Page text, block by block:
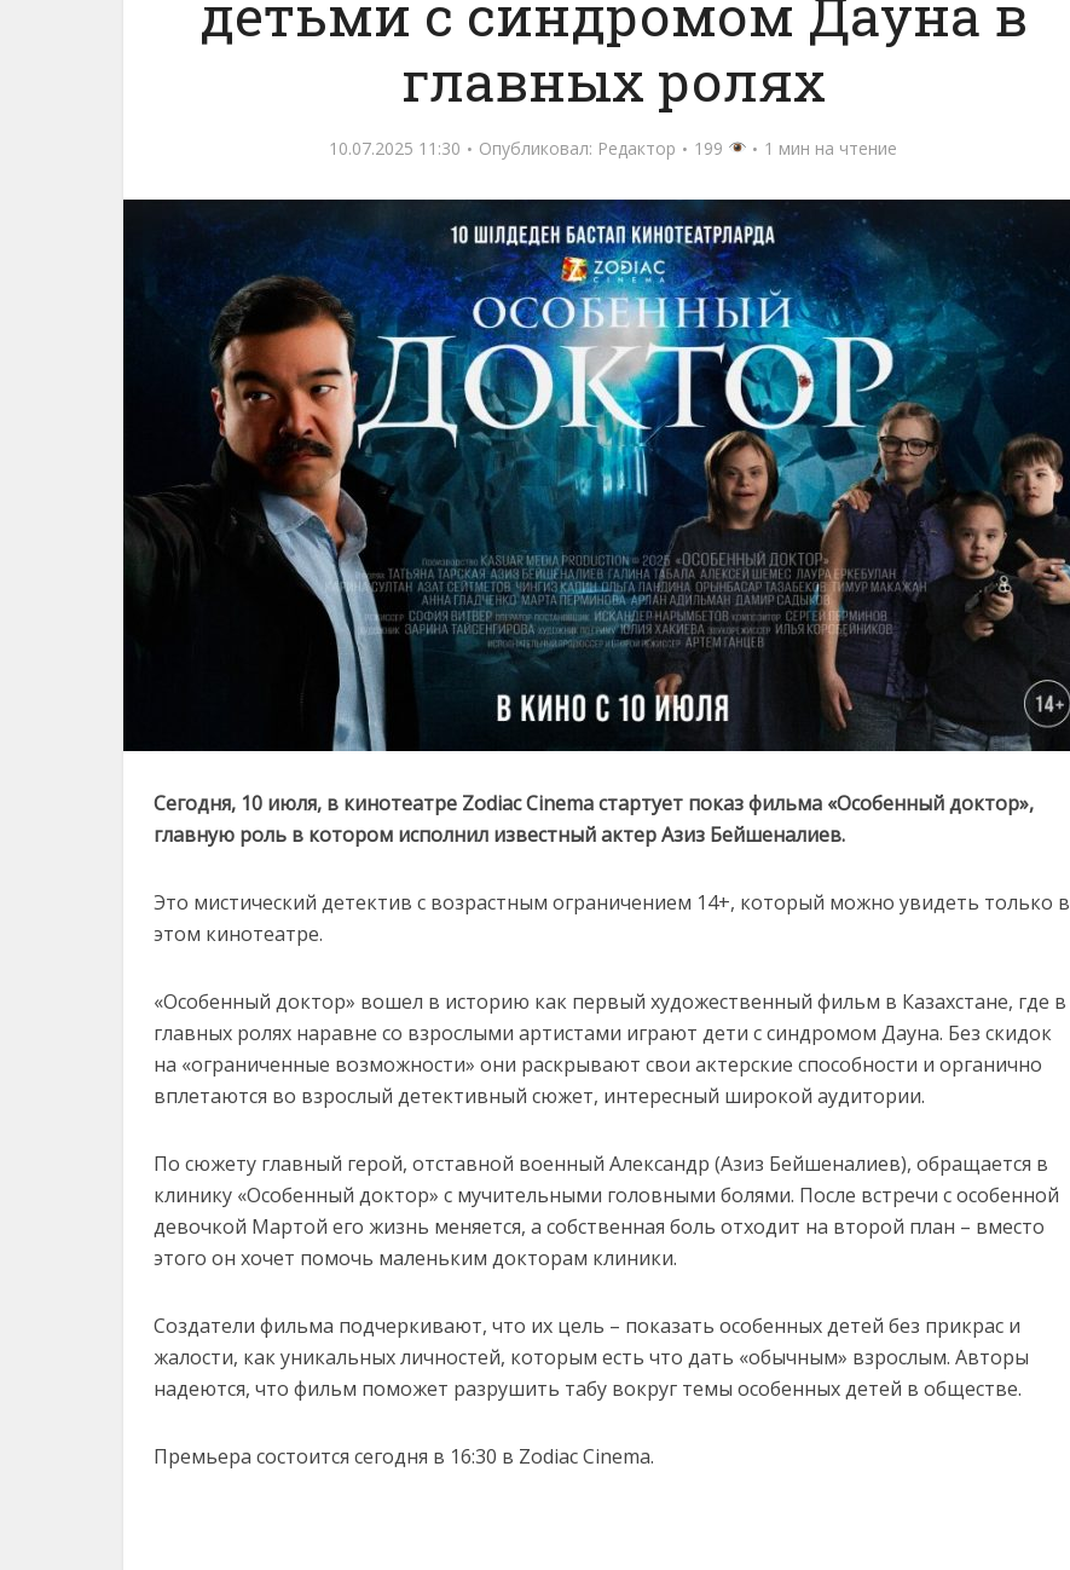
детьми с синдромом Дауна в
главных ролях
10.07.2025 11:30 Опубликовал: Редактор 199 1 мин на чтение
Сегодня, 10 июля, в кинотеатре Zodiac Cinema стартует показ фильма «Особенный доктор»,
главную роль в котором исполнил известный актер Азиз Бейшеналиев.
Это мистический детектив с возрастным ограничением 14+, который можно увидеть только в
этом кинотеатре.
«Особенный доктор» вошел в историю как первый художественный фильм в Казахстане, где в
главных ролях наравне со взрослыми артистами играют дети с синдромом Дауна. Без скидок
на «ограниченные возможности» они раскрывают свои актерские способности и органично
вплетаются во взрослый детективный сюжет, интересный широкой аудитории.
По сюжету главный герой, отставной военный Александр (Азиз Бейшеналиев), обращается в
клинику «Особенный доктор» с мучительными головными болями. После встречи с особенной
девочкой Мартой его жизнь меняется, а собственная боль отходит на второй план – вместо
этого он хочет помочь маленьким докторам клиники.
Создатели фильма подчеркивают, что их цель – показать особенных детей без прикрас и
жалости, как уникальных личностей, которым есть что дать «обычным» взрослым. Авторы
надеются, что фильм поможет разрушить табу вокруг темы особенных детей в обществе.
Премьера состоится сегодня в 16:30 в Zodiac Cinema.